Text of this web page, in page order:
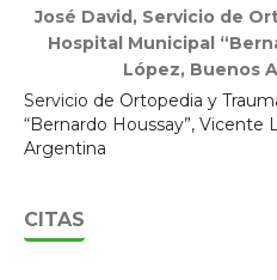
José David, Servicio de
Hospital Municipal
López, Buenos
Servicio de Ortopedia y
“Bernardo Houssay”, Vicente
Argentina
CITAS